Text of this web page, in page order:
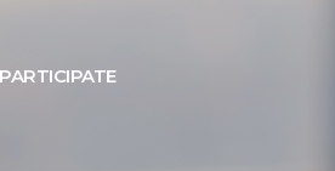
PARTICIPATE